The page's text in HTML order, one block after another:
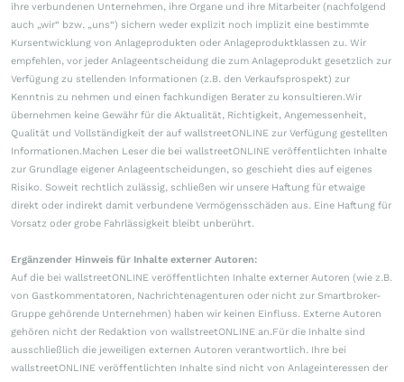
ihre verbundenen Unternehmen, ihre Organe und ihre Mitarbeiter (nachfolgend
auch „wir“ bzw. „uns“) sichern weder explizit noch implizit eine bestimmte
Kursentwicklung von Anlageprodukten oder Anlageproduktklassen zu. Wir
empfehlen, vor jeder Anlageentscheidung die zum Anlageprodukt gesetzlich zur
Verfügung zu stellenden Informationen (z.B. den Verkaufsprospekt) zur
Kenntnis zu nehmen und einen fachkundigen Berater zu konsultieren.Wir
übernehmen keine Gewähr für die Aktualität, Richtigkeit, Angemessenheit,
Qualität und Vollständigkeit der auf wallstreetONLINE zur Verfügung gestellten
Informationen.Machen Leser die bei wallstreetONLINE veröffentlichten Inhalte
zur Grundlage eigener Anlageentscheidungen, so geschieht dies auf eigenes
Risiko. Soweit rechtlich zulässig, schließen wir unsere Haftung für etwaige
direkt oder indirekt damit verbundene Vermögensschäden aus. Eine Haftung für
Vorsatz oder grobe Fahrlässigkeit bleibt unberührt.
Ergänzender Hinweis für Inhalte externer Autoren:
Auf die bei wallstreetONLINE veröffentlichten Inhalte externer Autoren (wie z.B.
von Gastkommentatoren, Nachrichtenagenturen oder nicht zur Smartbroker-
Gruppe gehörende Unternehmen) haben wir keinen Einfluss. Externe Autoren
gehören nicht der Redaktion von wallstreetONLINE an.Für die Inhalte sind
ausschließlich die jeweiligen externen Autoren verantwortlich. Ihre bei
wallstreetONLINE veröffentlichten Inhalte sind nicht von Anlageinteressen der